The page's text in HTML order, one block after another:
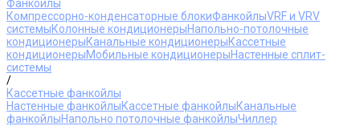
Фанкойлы
Компрессорно-конденсаторные блокиФанкойлыVRF и VRV
системыКолонные кондиционерыНапольно-потолочные
кондиционерыКанальные кондиционерыКассетные
кондиционерыМобильные кондиционерыНастенные сплит-
системы
/
Кассетные фанкойлы
Настенные фанкойлыКассетные фанкойлыКанальные
фанкойлыНапольно потолочные фанкойлыЧиллер